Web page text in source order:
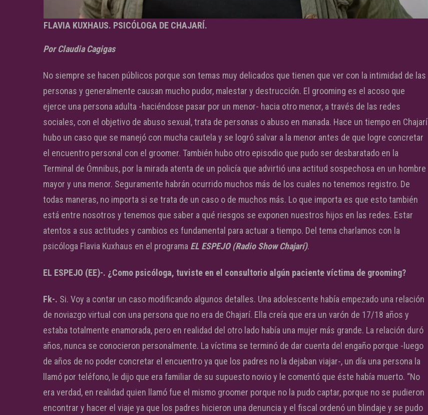
FLAVIA KUXHAUS. PSICÓLOGA DE CHAJARÍ.
Por Claudia Cagigas
No siempre se hacen públicos porque son temas muy delicados que tienen que ver con la intimidad de las
personas y generalmente causan mucho pudor, malestar y destrucción. El grooming es el acoso que
ejerce una persona adulta -haciéndose pasar por un menor- hacia otro menor, a través de las redes
sociales, con el objetivo de abuso sexual, trata de personas o abuso en manada. Hace un tiempo en Chajarí
hubo un caso que se manejó con mucha cautela y se logró salvar a la menor antes de que logre concretar
el encuentro personal con el groomer. También hubo otro episodio que pudo ser desbaratado en la
Terminal de Ómnibus, por la mirada atenta de un policía que advirtió una actitud sospechosa en un hombre
mayor y una menor. Seguramente habrán ocurrido muchos más de los cuales no tenemos registro. De
todas maneras, no importa si se trata de un caso o de muchos más. Lo que importa es que esto también
está entre nosotros y tenemos que saber a qué riesgos se exponen nuestros hijos en las redes. Estar
atentos a sus actitudes y cambios es fundamental para actuar a tiempo. Del tema charlamos con la
psicóloga Flavia Kuxhaus en el programa EL ESPEJO (Radio Show Chajarí).
EL ESPEJO (EE)-. ¿Como psicóloga, tuviste en el consultorio algún paciente víctima de grooming?
Fk-. Si. Voy a contar un caso modificando algunos detalles. Una adolescente había empezado una relación
de noviazgo virtual con una persona que no era de Chajarí. Ella creía que era un varón de 17/18 años y
estaba totalmente enamorada, pero en realidad del otro lado había una mujer más grande. La relación duró
años, nunca se conocieron personalmente. La víctima se terminó de dar cuenta del engaño porque -luego
de años de no poder concretar el encuentro ya que los padres no la dejaban viajar-, un día una persona la
llamó por teléfono, le dijo que era familiar de su supuesto novio y le comentó que éste había muerto. “No
era verdad, en realidad quien llamó fue el mismo groomer porque no la pudo captar, porque no se pudieron
encontrar y hacer el viaje ya que los padres hicieron una denuncia y el fiscal ordenó un blindaje y se pudo